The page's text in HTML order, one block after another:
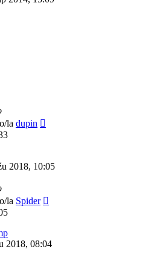
la dupin
2018, 10:05
la Spider
2018, 08:04